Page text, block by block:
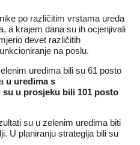
po različitim vrstama ureda
a krajem dana su ih ocjenjivali
devet različitih
na poslu.
uredima bili su 61 posto
u uredima s
u prosjeku bili 101 posto
su u zelenim uredima biti
U planiranju strategija bili su